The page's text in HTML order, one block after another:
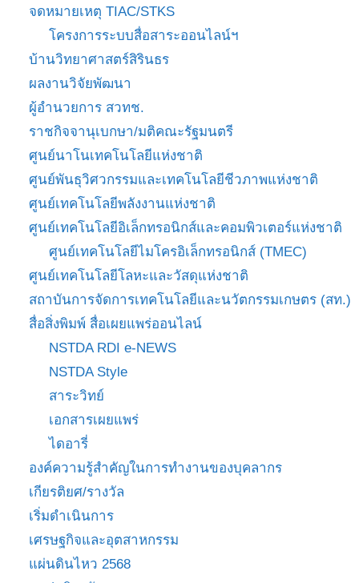
จดหมายเหตุ TIAC/STKS
โครงการระบบสื่อสาระออนไลน์ฯ
บ้านวิทยาศาสตร์สิรินธร
ผลงานวิจัยพัฒนา
ผู้อำนวยการ สวทช.
ราชกิจจานุเบกษา/มติคณะรัฐมนตรี
ศูนย์นาโนเทคโนโลยีแห่งชาติ
ศูนย์พันธุวิศวกรรมและเทคโนโลยีชีวภาพแห่งชาติ
ศูนย์เทคโนโลยีพลังงานแห่งชาติ
ศูนย์เทคโนโลยีอิเล็กทรอนิกส์และคอมพิวเตอร์แห่งชาติ
ศูนย์เทคโนโลยีไมโครอิเล็กทรอนิกส์ (TMEC)
ศูนย์เทคโนโลยีโลหะและวัสดุแห่งชาติ
สถาบันการจัดการเทคโนโลยีและนวัตกรรมเกษตร (สท.)
สื่อสิ่งพิมพ์ สื่อเผยแพร่ออนไลน์
NSTDA RDI e-NEWS
NSTDA Style
สาระวิทย์
เอกสารเผยแพร่
ไดอารี่
องค์ความรู้สำคัญในการทำงานของบุคลากร
เกียรติยศ/รางวัล
เริ่มดำเนินการ
เศรษฐกิจและอุตสาหกรรม
แผ่นดินไหว 2568